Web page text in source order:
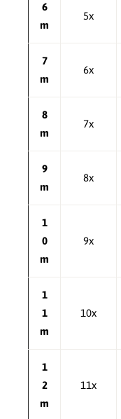
6
m
5x
7
m
6x
8
m
7x
9
m
8x
1
0
m
9x
1
1
m
10x
1
2
m
11x